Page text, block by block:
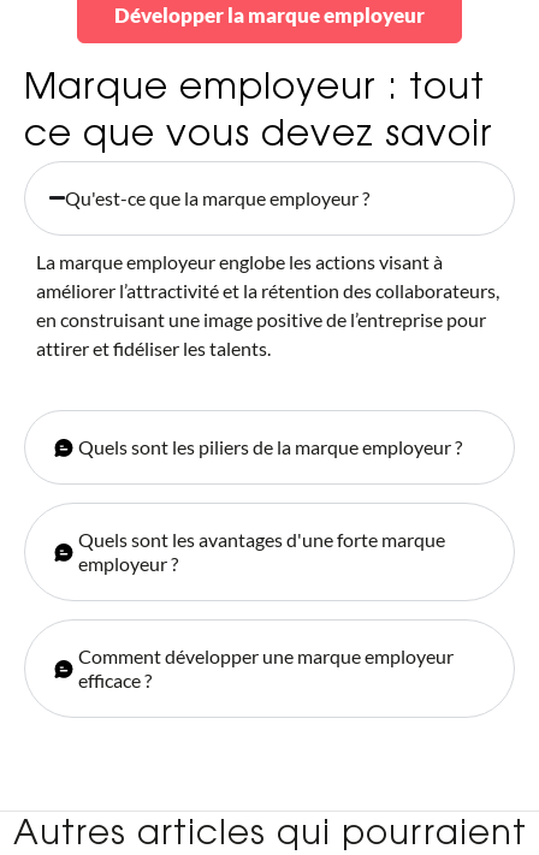
Développer la marque employeur
Marque employeur : tout
ce que vous devez savoir
Qu'est-ce que la marque employeur ?
La marque employeur englobe les actions visant à
améliorer l’attractivité et la rétention des collaborateurs,
en construisant une image positive de l’entreprise pour
attirer et fidéliser les talents.
Quels sont les piliers de la marque employeur ?
Quels sont les avantages d'une forte marque
employeur ?
Comment développer une marque employeur
efficace ?
Autres articles qui pourraient